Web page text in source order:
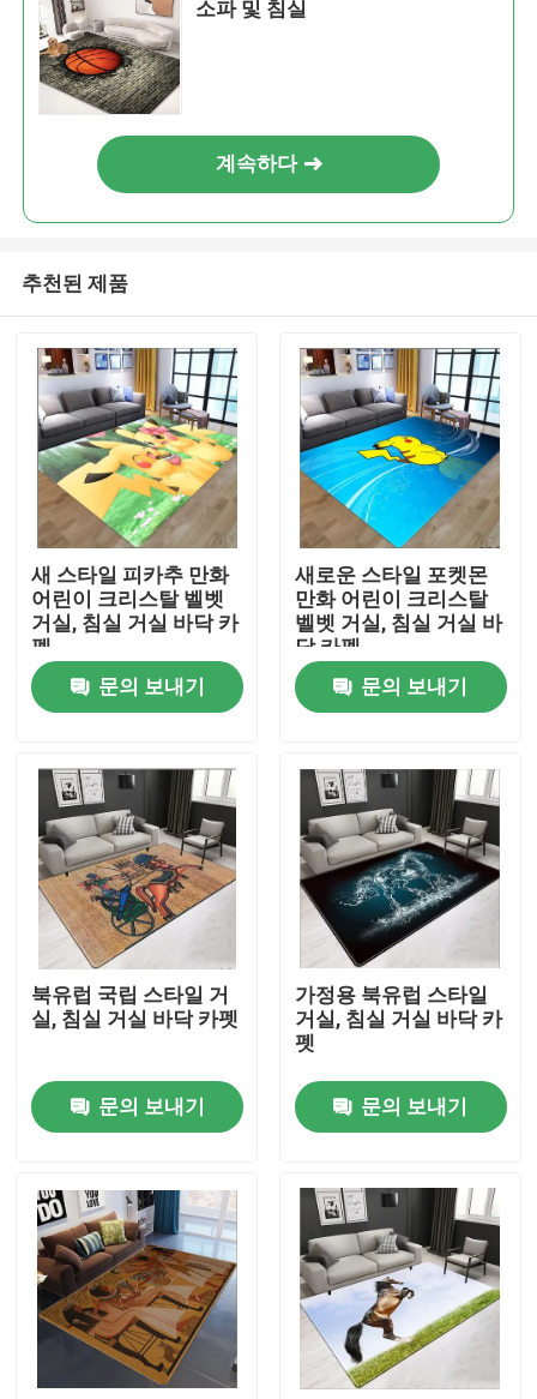
집
제품
비디오
우리에 대하여
공장 여행
품질 관리
바닥 카페트 러그
침실 바닥 카펫
거실 바닥 카페트
소파 및 침실
계속하다
추천된 제품
새 스타일 피카추 만화
어린이 크리스탈 벨벳
거실, 침실 거실 바닥 카
펫
문의 보내기
새로운 스타일 포켓몬
만화 어린이 크리스탈
벨벳 거실, 침실 거실 바
닥 카펫
문의 보내기
북유럽 국립 스타일 거
실, 침실 거실 바닥 카펫
문의 보내기
가정용 북유럽 스타일
거실, 침실 거실 바닥 카
펫
문의 보내기